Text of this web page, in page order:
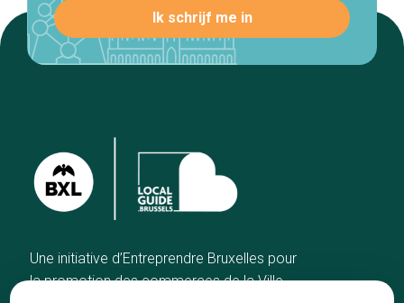
Une initiative d’Entreprendre Bruxelles pour
la promotion des commerces de la Ville